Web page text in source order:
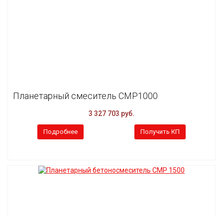
Планетарный смеситель CMP1000
3 327 703 руб.
Подробнее Получить КП